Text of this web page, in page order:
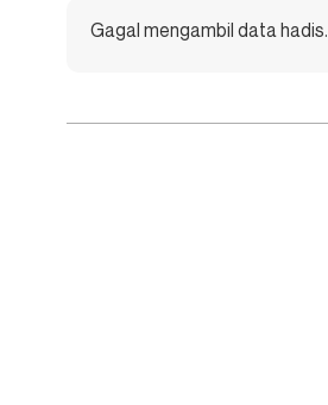
Gagal mengambil data hadis.